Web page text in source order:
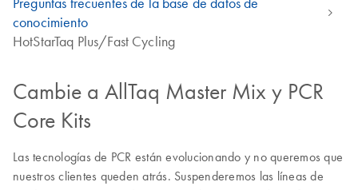
conocimiento
HotStarTaq Plus/Fast Cycling
Cambie a AllTaq Master Mix y PCR
Core Kits
Las tecnologías de PCR están evolucionando y no queremos que
nuestros clientes queden atrás. Suspenderemos las líneas de